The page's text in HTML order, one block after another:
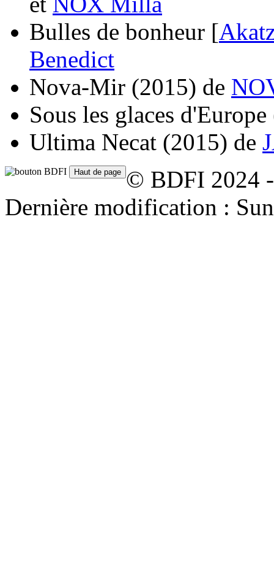
Bulles de bonheur [
Benedict
Nova-Mir (2015) de
Sous les glaces d'Europe
Ultima Necat (2015) de
© BDFI 2024
Dernière modification :